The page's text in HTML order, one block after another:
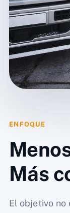
ENFOQUE
Más
El objetivo no